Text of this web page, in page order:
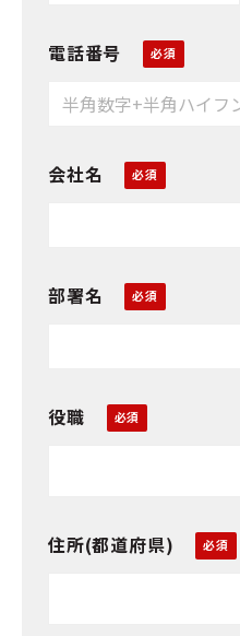
電話番号
会社名
部署名
役職
住所(都道府県)